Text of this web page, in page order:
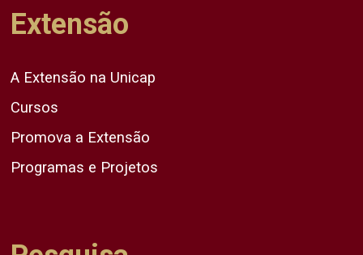
Extensão
A Extensão na Unicap
Cursos
Promova a Extensão
Programas e Projetos